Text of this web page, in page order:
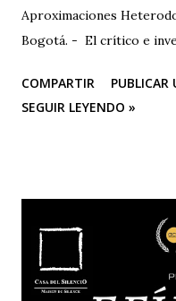
Aproximaciones
Bogotá. - El crítico e
Experimental de las Artes
nueva edición del XIV
Francisco José de
cuenta con el respaldo
prestigio como la
de Hidalgo (México), la
COMPARTIR
SEGUIR LEYENDO »